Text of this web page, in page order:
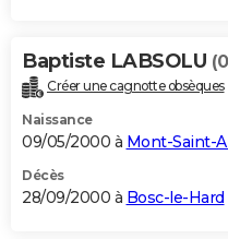
Baptiste LABSOLU
Créer une cagnotte obsèques
Naissance
09/05/2000 à Mont-Saint-
Décès
28/09/2000 à Bosc-le-Hard